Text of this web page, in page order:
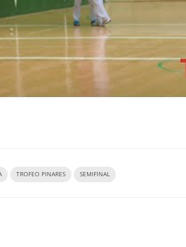
TROFEO PINARES SEMIFINAL